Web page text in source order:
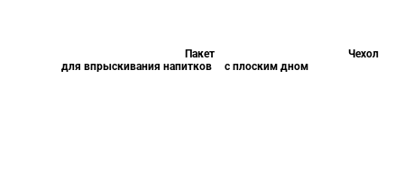
Пакет
для впрыскивания напитков
Чехол
с плоским дном